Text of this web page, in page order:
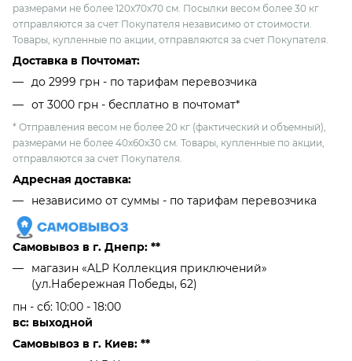
размерами не более 120х70х70 см. Посылки весом более 30 кг
отправляются за счет Покупателя независимо от стоимости.
Товары, купленные по акции, отправляются за счет Покупателя.
Доставка в Почтомат:
до 2999 грн - по тарифам перевозчика
от 3000 грн - бесплатно в почтомат*
* Отправления весом не более 20 кг (фактический и объемный),
размерами не более 40х60х30 см. Товары, купленные по акции,
отправляются за счет Покупателя.
Адресная доставка:
независимо от cуммы - по тарифам перевозчика
Самовывоз в г. Днепр: **
магазин «ALP Коллекция приключений»
(ул.Набережная Победы, 62)
пн - сб: 10:00 - 18:00
вс: выходной
Самовывоз в г. Киев: **